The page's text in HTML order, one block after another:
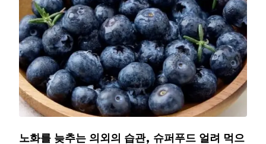
노화를 늦추는 의외의 습관, 슈퍼푸드 얼려 먹으